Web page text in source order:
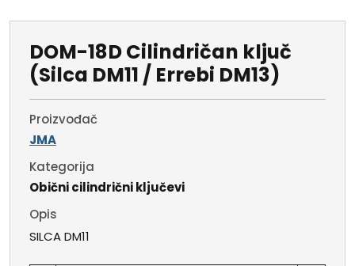
DOM-18D Cilindričan ključ
(Silca DM11 / Errebi DM13)
Proizvođač
JMA
Kategorija
Obični cilindrični ključevi
Opis
SILCA DM11